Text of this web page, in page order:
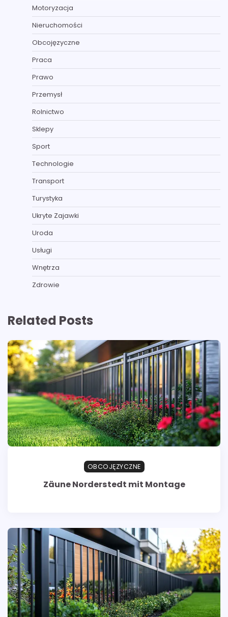
Motoryzacja
Nieruchomości
Obcojęzyczne
Praca
Prawo
Przemysł
Rolnictwo
Sklepy
Sport
Technologie
Transport
Turystyka
Ukryte Zajawki
Uroda
Usługi
Wnętrza
Zdrowie
Related Posts
OBCOJĘZYCZNE
Zäune Norderstedt mit Montage